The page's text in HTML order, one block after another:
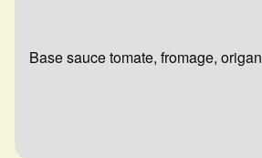
Base sauce tomate, fromage, origan